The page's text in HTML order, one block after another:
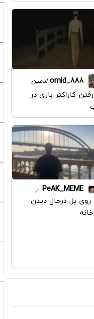
omid_888 ادمین
رفتن کاراکتر بازی در
PeAK_MEME
روی پل درحال دیدن